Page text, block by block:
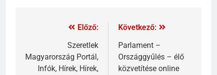
Előző:
Szeretlek
Magyarország Portál,
Infók, Hírek, Hírek,
Következő:
Parlament –
Országgyűlés – élő
közvetítése online